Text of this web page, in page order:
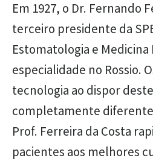
Em 1927, o Dr. Fernando
terceiro presidente da
Estomatologia e
especialidade no Rossio.
tecnologia ao dispor
completamente
Prof. Ferreira da Costa
pacientes aos melhores